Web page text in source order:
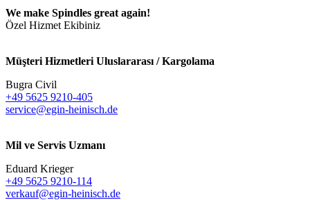
We make Spindles great again!
Özel Hizmet Ekibiniz
Müşteri Hizmetleri Uluslararası / Kargolama
Bugra Civil
+49 5625 9210-405
service@egin-heinisch.de
Mil ve Servis Uzmanı
Eduard Krieger
+49 5625 9210-114
verkauf@egin-heinisch.de